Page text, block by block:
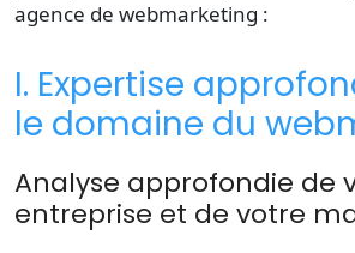
agence de webmarketing :
I. Expertise
le domaine du
Analyse approfondie de
entreprise et de votre